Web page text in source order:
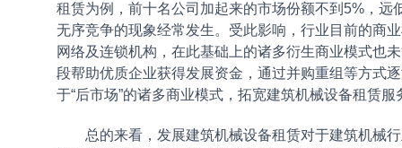
租赁为例，前十名公司加起来的市场份额不到5%，
无序竞争的现象经常发生。受此影响，行业目前的商
网络及连锁机构，在此基础上的诸多衍生商业模式也
段帮助优质企业获得发展资金，通过并购重组等方式
于“后市场”的诸多商业模式，拓宽建筑机械设备租赁
总的来看，发展建筑机械设备租赁对于建筑机械行